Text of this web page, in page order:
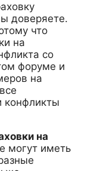
доверяете.
что
на
со
форуме и
на
конфликты
на
могут иметь